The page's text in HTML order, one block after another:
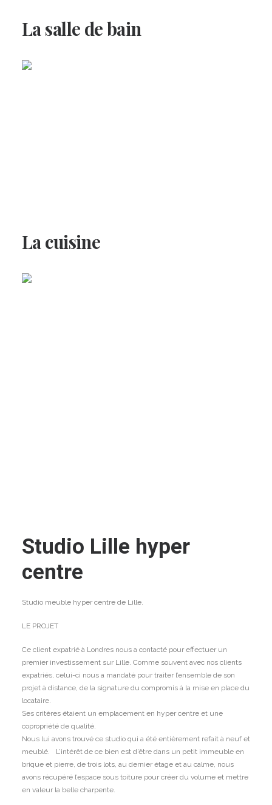
La salle de bain
La cuisine
Studio Lille hyper
centre
Studio meuble hyper centre de Lille.
LE PROJET
Ce client expatrié à Londres nous a contacté pour effectuer un
premier investissement sur Lille. Comme souvent avec nos clients
expatriés, celui-ci nous a mandaté pour traiter l’ensemble de son
projet à distance, de la signature du compromis à la mise en place du
locataire.
Ses critères étaient un emplacement en hyper centre et une
copropriété de qualité.
Nous lui avons trouvé ce studio qui a été entièrement refait à neuf et
meublé. L’intérêt de ce bien est d’être dans un petit immeuble en
brique et pierre, de trois lots, au dernier étage et au calme, nous
avons récupéré l’espace sous toiture pour créer du volume et mettre
en valeur la belle charpente.